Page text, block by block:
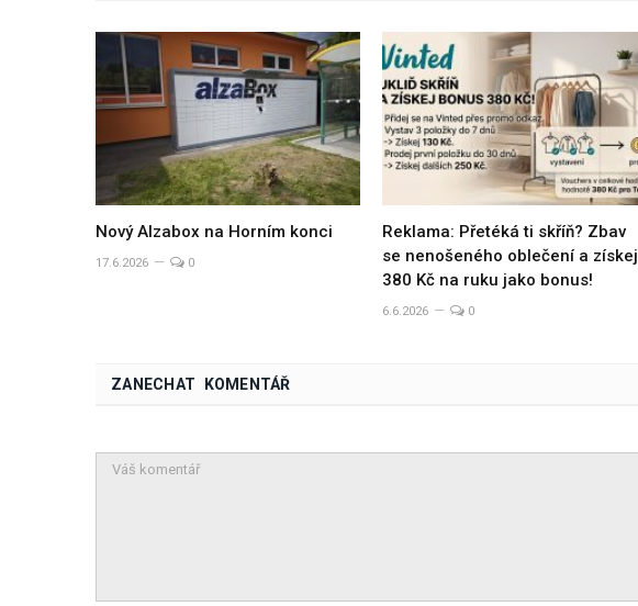
Nový Alzabox na Horním konci
17.6.2026 0
Reklama: Přetéká ti skříň? Zbav
se nenošeného oblečení a získej
380 Kč na ruku jako bonus!
6.6.2026 0
ZANECHAT KOMENTÁŘ